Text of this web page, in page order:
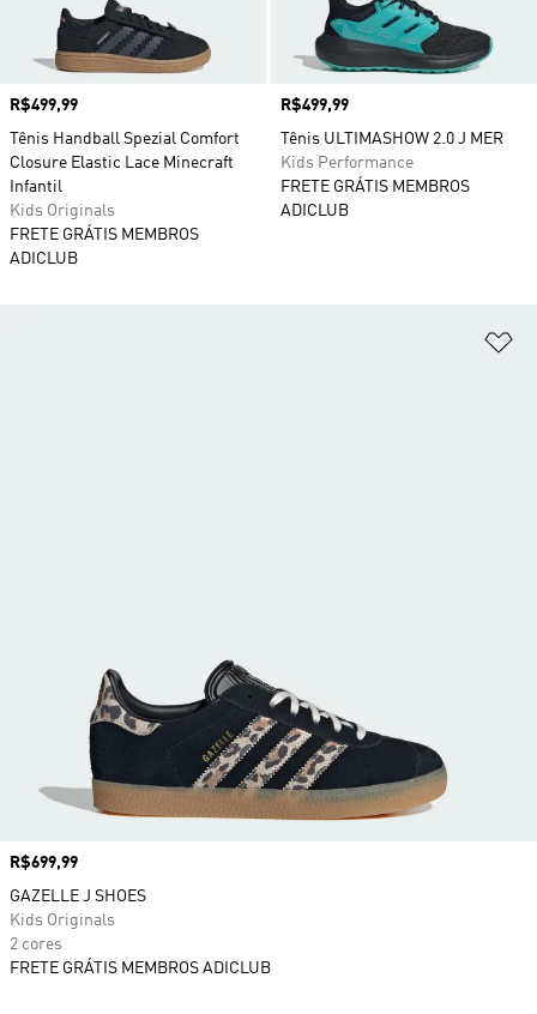
Preço
R$499,99
Tênis Handball Spezial Comfort
Closure Elastic Lace Minecraft
Infantil
Kids Originals
FRETE GRÁTIS MEMBROS
ADICLUB
Preço
R$499,99
Tênis ULTIMASHOW 2.0 J MER
Kids Performance
FRETE GRÁTIS MEMBROS
ADICLUB
Preço
R$699,99
GAZELLE J SHOES
Kids Originals
2 cores
FRETE GRÁTIS MEMBROS ADICLUB